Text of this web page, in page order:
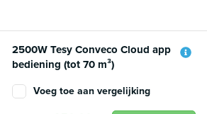
2500W Tesy Conveco Cloud app
bediening (tot 70 m³)
Voeg toe aan vergelijking